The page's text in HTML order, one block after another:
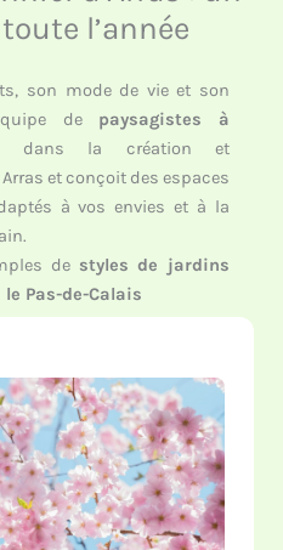
l’année
son mode de vie et son
de paysagistes à
dans la création et
et conçoit des espaces
à vos envies et à la
de styles de jardins
Pas-de-Calais